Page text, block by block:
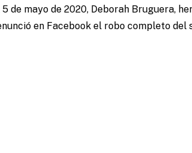
5 de mayo de 2020, Deborah Bruguera,
en Facebook el robo completo del